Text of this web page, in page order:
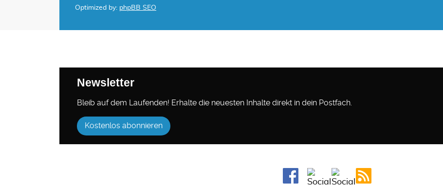
Optimized by: phpBB SEO
Newsletter
Bleib auf dem Laufenden! Erhalte die neuesten Inhalte direkt in dein Postfach.
Kostenlos abonnieren